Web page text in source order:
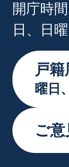
開庁時
日、日
戸
曜日
ご